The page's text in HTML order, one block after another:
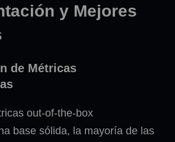
y Mejores
de Métricas
out-of-the-box
base sólida, la mayoría de las